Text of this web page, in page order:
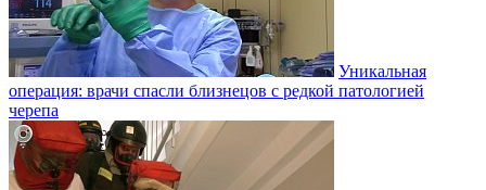
Уникальная
операция: врачи спасли близнецов с редкой патологией
черепа